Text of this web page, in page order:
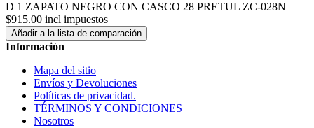
D 1 ZAPATO NEGRO CON CASCO 28 PRETUL ZC-028N
$915.00 incl impuestos
Añadir a la lista de comparación
Información
Mapa del sitio
Envíos y Devoluciones
Políticas de privacidad.
TÉRMINOS Y CONDICIONES
Nosotros